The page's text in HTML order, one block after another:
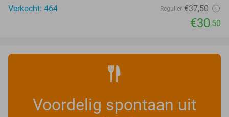
Verkocht: 464
Regulier €37,50
€30,50
Voordelig spontaan uit